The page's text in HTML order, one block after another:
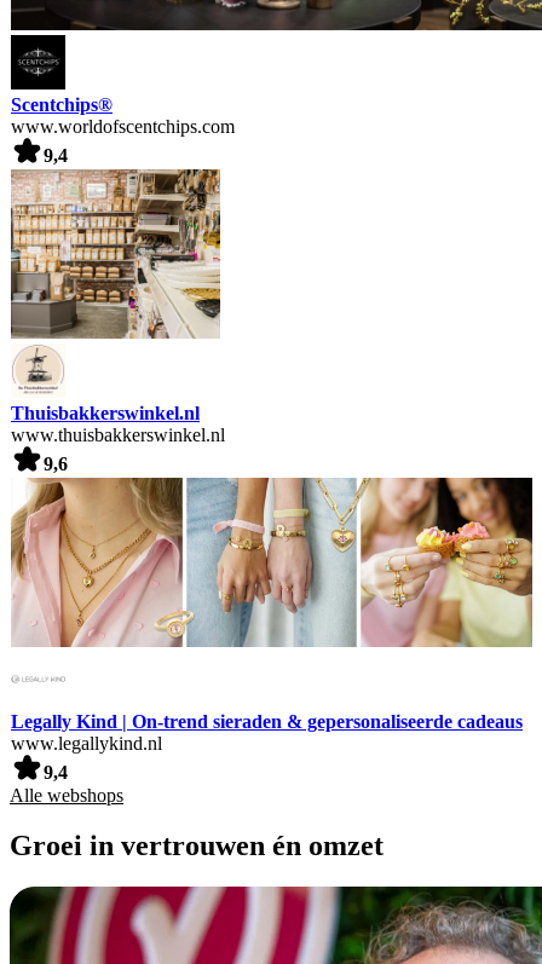
Scentchips®
www.worldofscentchips.com
9,4
Thuisbakkerswinkel.nl
www.thuisbakkerswinkel.nl
9,6
Legally Kind | On-trend sieraden & gepersonaliseerde cadeaus
www.legallykind.nl
9,4
Alle webshops
Groei in vertrouwen én omzet